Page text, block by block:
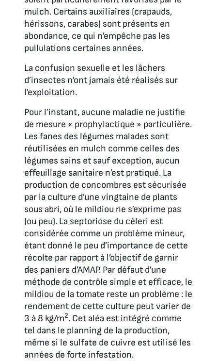
mulch. Certains auxiliaires (crapauds,
hérissons, carabes) sont présents en
abondance, ce qui n’empêche pas les
pullulations certaines années.
La confusion sexuelle et les lâchers
d’insectes n’ont jamais été réalisés sur
l’exploitation.
Pour l’instant, aucune maladie ne justifie
de mesure « prophylactique » particulière.
Les fanes des légumes malades sont
réutilisées en mulch comme celles des
légumes sains et sauf exception, aucun
effeuillage sanitaire n’est pratiqué. La
production de concombres est sécurisée
par la culture d’une vingtaine de plants
sous abri, où le mildiou ne s’exprime pas
(ou peu). La septoriose du céleri est
considérée comme un problème mineur,
étant donné le peu d’importance de cette
récolte par rapport à l’objectif de garnir
des paniers d’AMAP. Par défaut d’une
méthode de contrôle simple et efficace, le
mildiou de la tomate reste un problème : le
rendement de cette culture peut varier de
3 à 8 kg/m2. Cet aléa est intégré comme
tel dans le planning de la production,
même si le sulfate de cuivre est utilisé les
années de forte infestation.